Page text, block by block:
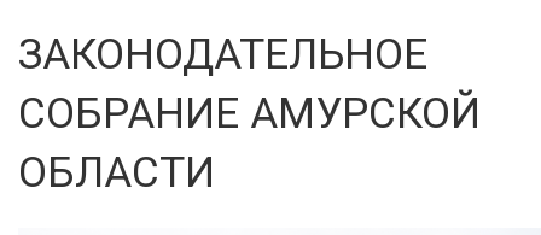
ЗАКОНОДАТЕЛЬНОЕ
СОБРАНИЕ АМУРСКОЙ
ОБЛАСТИ